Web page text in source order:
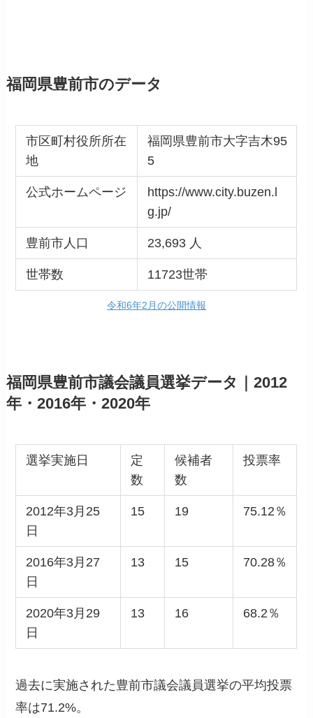
福岡県豊前市のデータ
市区町村役所所在
地
福岡県豊前市大字吉木95
5
公式ホームページ
https://www.city.buzen.l
g.jp/
豊前市人口 23,693 人
世帯数 11723世帯
令和6年2月の公開情報
福岡県豊前市議会議員選挙データ｜2012
年・2016年・2020年
選挙実施日
定
数
候補者
数
投票率
2012年3月25
日
15 19 75.12％
2016年3月27
日
13 15 70.28％
2020年3月29
日
13 16 68.2％
過去に実施された豊前市議会議員選挙の平均投票
率は71.2%。